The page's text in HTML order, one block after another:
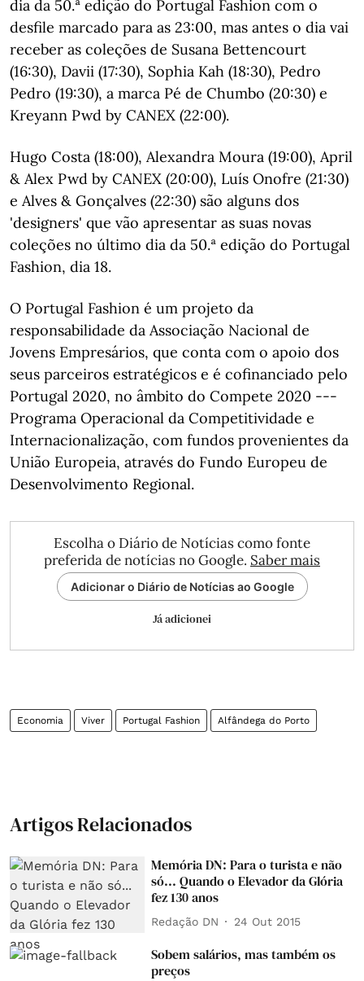
dia da 50.ª edição do Portugal Fashion com o
desfile marcado para as 23:00, mas antes o dia vai
receber as coleções de Susana Bettencourt
(16:30), Davii (17:30), Sophia Kah (18:30), Pedro
Pedro (19:30), a marca Pé de Chumbo (20:30) e
Kreyann Pwd by CANEX (22:00).
Hugo Costa (18:00), Alexandra Moura (19:00), April
& Alex Pwd by CANEX (20:00), Luís Onofre (21:30)
e Alves & Gonçalves (22:30) são alguns dos
'designers' que vão apresentar as suas novas
coleções no último dia da 50.ª edição do Portugal
Fashion, dia 18.
O Portugal Fashion é um projeto da
responsabilidade da Associação Nacional de
Jovens Empresários, que conta com o apoio dos
seus parceiros estratégicos e é cofinanciado pelo
Portugal 2020, no âmbito do Compete 2020 ---
Programa Operacional da Competitividade e
Internacionalização, com fundos provenientes da
União Europeia, através do Fundo Europeu de
Desenvolvimento Regional.
Escolha o Diário de Notícias como fonte
preferida de notícias no Google. Saber mais
Adicionar o Diário de Notícias ao Google
Já adicionei
Economia Viver Portugal Fashion Alfândega do Porto
Artigos Relacionados
Memória DN: Para o turista e não
só... Quando o Elevador da Glória
fez 130 anos
Redação DN 24 Out 2015
Sobem salários, mas também os
preços